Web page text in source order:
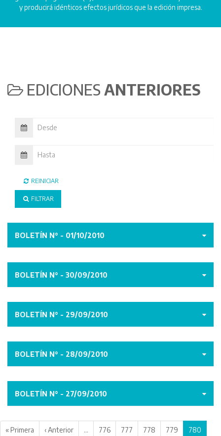
y producirá idénticos efectos jurídicos que la edición impresa.
EDICIONESANTERIORES
REINICIAR
FILTRAR
BOLETÍN N° - 01/10/2010
BOLETÍN N° - 30/09/2010
BOLETÍN N° - 29/09/2010
BOLETÍN N° - 28/09/2010
BOLETÍN N° - 27/09/2010
« Primera ‹ Anterior … 776 777 778 779 780